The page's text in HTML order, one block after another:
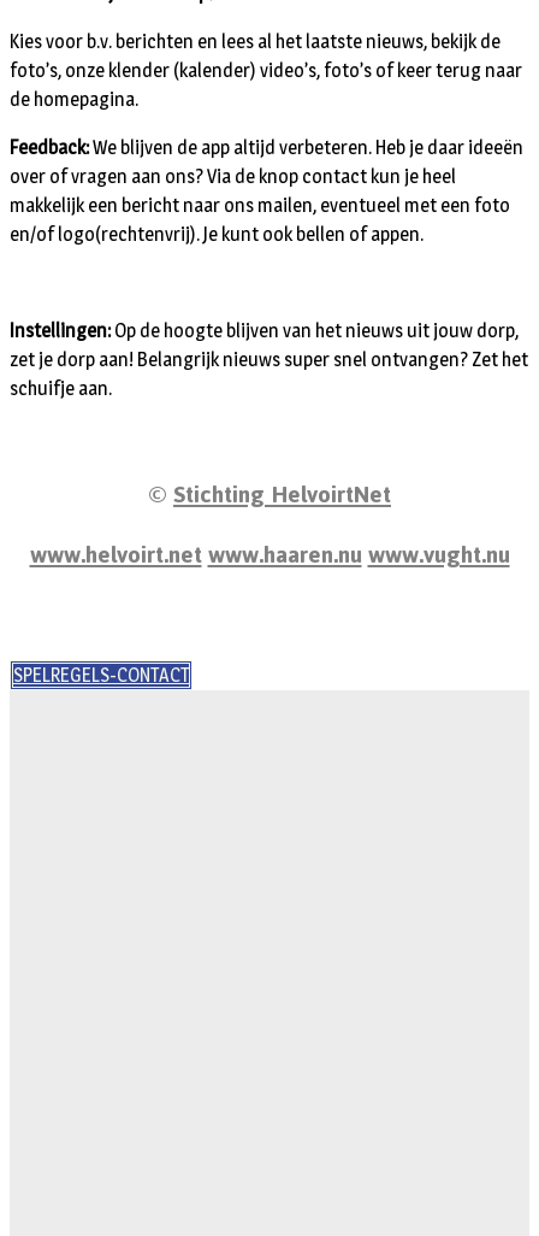
Kies voor b.v. berichten en lees al het laatste nieuws, bekijk de
foto’s, onze klender (kalender) video’s, foto’s of keer terug naar
de homepagina.
Feedback:We blijven de app altijd verbeteren. Heb je daar ideeën
over of vragen aan ons? Via de knop contact kun je heel
makkelijk een bericht naar ons mailen, eventueel met een foto
en/of logo(rechtenvrij). Je kunt ook bellen of appen.
Instellingen:Op de hoogte blijven van het nieuws uit jouw dorp,
zet je dorp aan! Belangrijk nieuws super snel ontvangen? Zet het
schuifje aan.
©Stichting HelvoirtNet
www.helvoirt.netwww.haaren.nuwww.vught.nu
SPELREGELS-CONTACT